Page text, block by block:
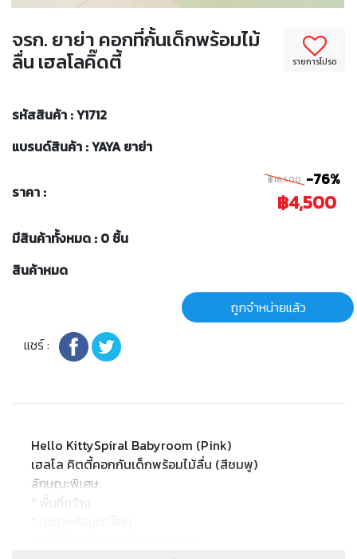
รายการโปรด
จรก. ยาย่า คอกที่กั้นเด็กพร้อมไม้
ลื่น เฮลโลคิ๊ดตี้
รหัสสินค้า : Y1712
แบรนด์สินค้า : YAYA ยาย่า
ราคา :
฿18,500 -76%
฿4,500
มีสินค้าทั้งหมด : 0 ชิ้น
สินค้าหมด
ถูกจำหน่ายแล้ว
แชร์ :
Hello KittySpiral Babyroom (Pink)
เฮลโล คิตตี้คอกกันเด็กพร้อมไม้ลื่น (สีชมพู)
ลักษณะพิเศษ:
* พื้นที่กว้าง